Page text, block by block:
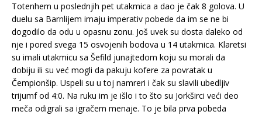
Totenhem u poslednjih pet utakmica a dao je čak 8 golova. U
duelu sa Barnlijem imaju imperativ pobede da im se ne bi
dogodilo da odu u opasnu zonu. Još uvek su dosta daleko od
nje i pored svega 15 osvojenih bodova u 14 utakmica. Klaretsi
su imali utakmicu sa Šefild junajtedom koju su morali da
dobiju ili su već mogli da pakuju kofere za povratak u
Čempionšip. Uspeli su u toj namreri i čak su slavili ubedljiv
trijumf od 4:0. Na ruku im je išlo i to što su Jorkširci veći deo
meča odigrali sa igračem menaje. To je bila prva pobeda